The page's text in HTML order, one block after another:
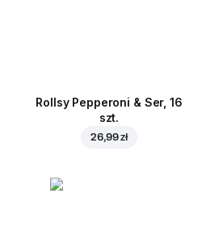
Rollsy Pepperoni & Ser, 16
szt.
26,99 zł